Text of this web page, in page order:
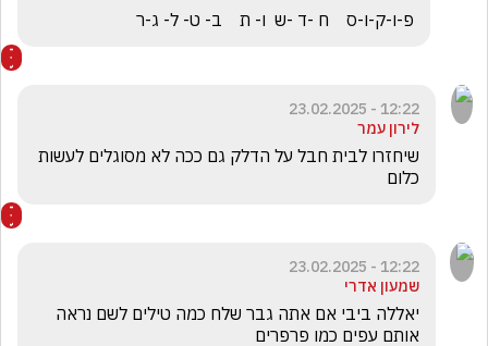
פ-ו-ק-ו-ס    ח -ד -ש  ו- ת    ב- ט- ל- ג-ר
12:22 - 23.02.2025
לירון עמר
שיחזרו לבית חבל על הדלק גם ככה לא מסוגלים לעשות
כלום
12:22 - 23.02.2025
שמעון אדרי
אותם עפים כמו פרפרים